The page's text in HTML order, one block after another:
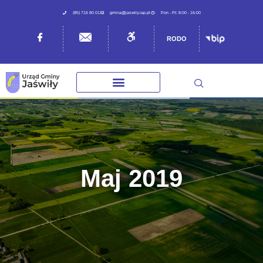
(85) 716 80 01 gmina@jaswily.iap.pl Pon - Pt: 8:00 - 16:00
RODO
Maj 2019